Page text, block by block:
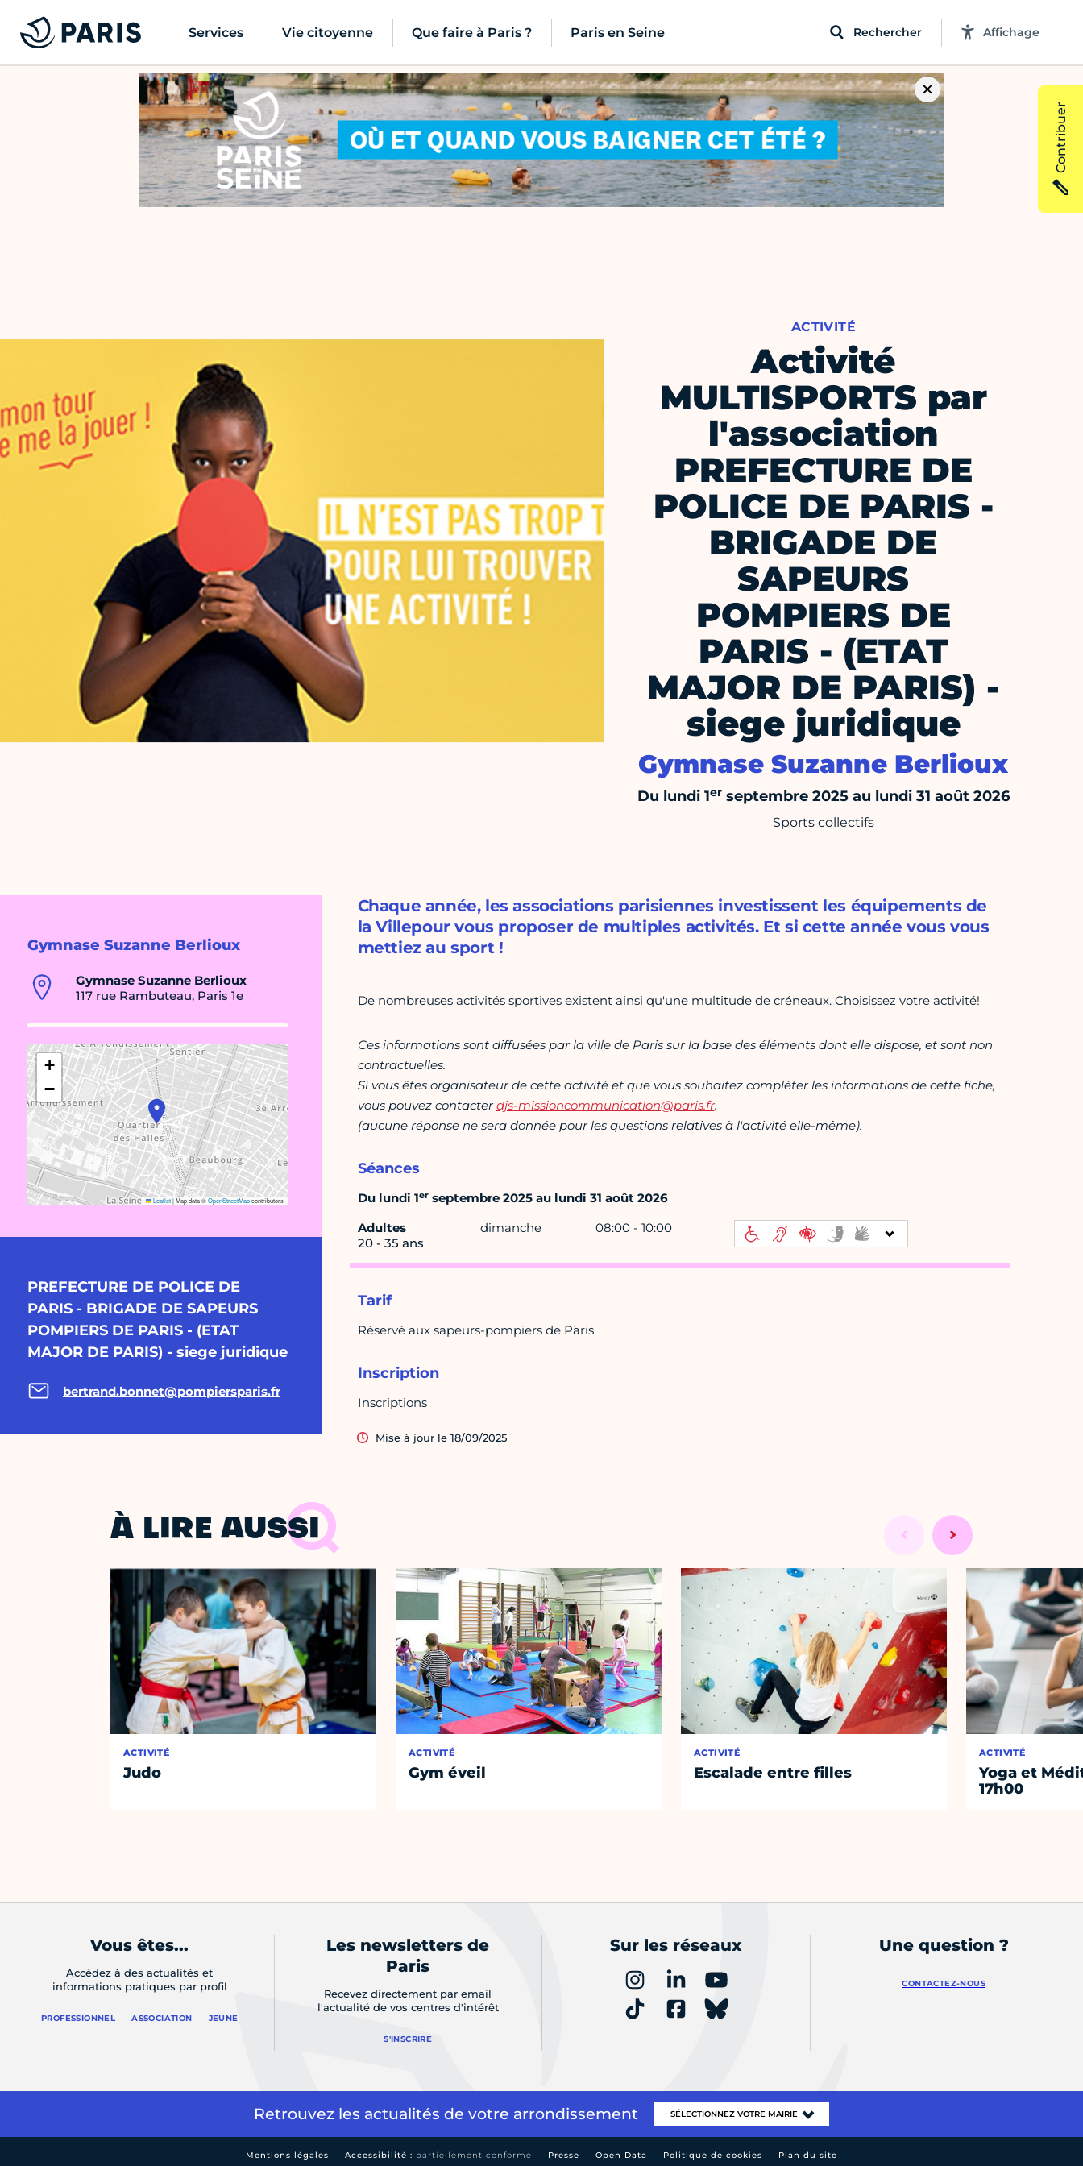
Services Vie citoyenne Que faire à Paris ? Paris en Seine Rechercher Affichage
ACTIVITÉ
Activité
MULTISPORTS par
l'association
PREFECTURE DE
POLICE DE PARIS -
BRIGADE DE
SAPEURS
POMPIERS DE
PARIS - (ETAT
MAJOR DE PARIS) -
siege juridique
Gymnase Suzanne Berlioux
Du lundi 1erseptembre 2025 au lundi 31 août 2026
Sports collectifs
Gymnase Suzanne Berlioux
Gymnase Suzanne Berlioux
117 rue Rambuteau, Paris 1e
+
−
Leaflet|Map data ©OpenStreetMapcontributors
PREFECTURE DE POLICE DE
PARIS - BRIGADE DE SAPEURS
POMPIERS DE PARIS - (ETAT
MAJOR DE PARIS) - siege juridique
bertrand.bonnet@pompiersparis.fr
Chaque année, les associations parisiennes investissent les équipements de
la Villepour vous proposer de multiples activités. Et si cette année vous vous
mettiez au sport !
De nombreuses activités sportives existent ainsi qu'une multitude de créneaux. Choisissez votre activité!
Ces informations sont diffusées par la ville de Paris sur la base des éléments dont elle dispose, et sont non
contractuelles.
Si vous êtes organisateur de cette activité et que vous souhaitez compléter les informations de cette fiche,
vous pouvez contacterdjs-missioncommunication@paris.fr.
(aucune réponse ne sera donnée pour les questions relatives à l'activité elle-même).
Séances
Du lundi 1erseptembre 2025 au lundi 31 août 2026
Adultes
20 - 35 ans
dimanche 08:00 - 10:00
Tarif
Réservé aux sapeurs-pompiers de Paris
Inscription
Inscriptions
Mise à jour le 18/09/2025
À LIRE AUSSI
ACTIVITÉ
Judo
ACTIVITÉ
Gym éveil
ACTIVITÉ
Escalade entre filles
ACTIVITÉ
Yoga et
17h00
Contribuer
Vous êtes...
Accédez à des actualités et
informations pratiques par profil
PROFESSIONNEL ASSOCIATION JEUNE
Les newsletters de
Paris
Recevez directement par email
l'actualité de vos centres d'intérêt
S'INSCRIRE
Sur les réseaux Une question ?
CONTACTEZ-NOUS
Retrouvez les actualités de votre arrondissement
Mentions légales Accessibilité : partiellement conforme Presse Open Data Politique de cookies Plan du site